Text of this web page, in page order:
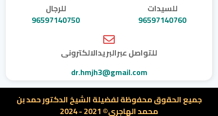
للسيدات
96597140760
للرجال
96597140750
للتواصل عبرالبريدالالكترونى
dr.hmjh3@gmail.com
جميع الحقوق محفوظة لفضيلة الشيخ الدكتور حمد بن
محمد الهاجرى© 2021 - 2024